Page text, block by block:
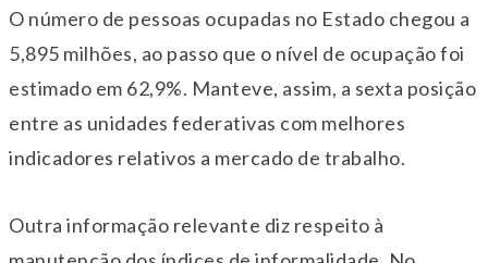
O número de pessoas ocupadas no Estado chegou a
5,895 milhões, ao passo que o nível de ocupação foi
estimado em 62,9%. Manteve, assim, a sexta posição
entre as unidades federativas com melhores
indicadores relativos a mercado de trabalho.
Outra informação relevante diz respeito à